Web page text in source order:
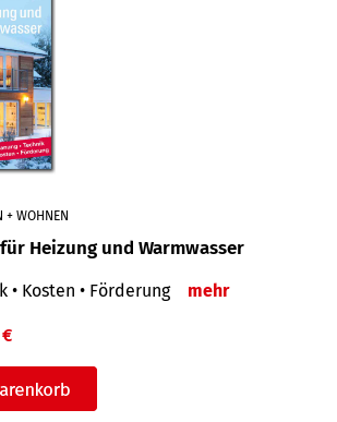
+ WOHNEN
Heizung und Warmwasser
• Kosten • Förderung mehr